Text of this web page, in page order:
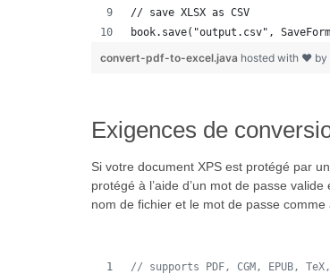
// save XLSX as CSV
book.save("output.csv",
convert-pdf-to-excel.java hosted with ❤ by
Exigences de
Si votre document XPS est protégé par
protégé à l’aide d’un mot de passe
nom de fichier et le mot de passe comme
// supports PDF, CGM, EPUB,